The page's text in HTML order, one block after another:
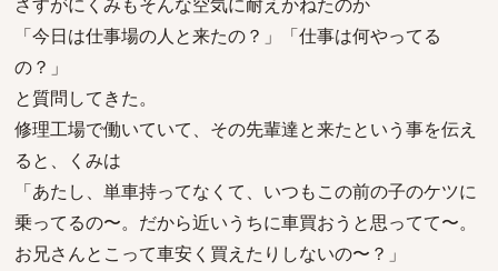
「今日は仕事場の人と来たの？」「仕事は何やってる
の？」
と質問してきた。
修理工場で働いていて、その先輩達と来たという事を伝え
ると、くみは
「あたし、単車持ってなくて、いつもこの前の子のケツに
乗ってるの〜。だから近いうちに車買おうと思ってて〜。
お兄さんとこって車安く買えたりしないの〜？」